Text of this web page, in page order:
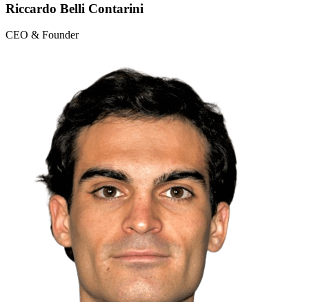
Riccardo Belli Contarini
CEO & Founder